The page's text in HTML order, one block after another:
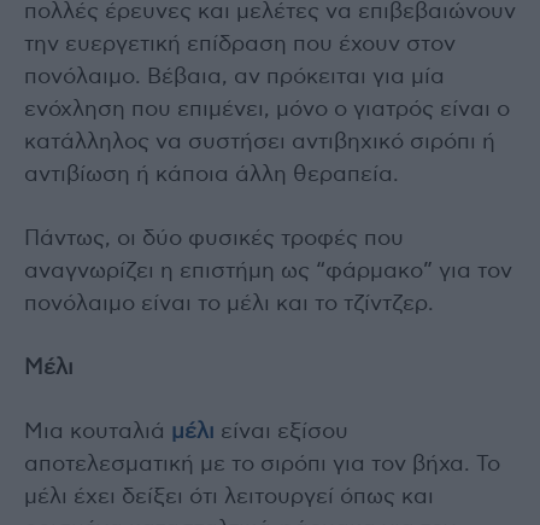
πολλές έρευνες και μελέτες να επιβεβαιώνουν
την ευεργετική επίδραση που έχουν στον
πονόλαιμο. Βέβαια, αν πρόκειται για μία
ενόχληση που επιμένει, μόνο ο γιατρός είναι ο
κατάλληλος να συστήσει αντιβηχικό σιρόπι ή
αντιβίωση ή κάποια άλλη θεραπεία.
Πάντως, οι δύο φυσικές τροφές που
αναγνωρίζει η επιστήμη ως “φάρμακο” για τον
πονόλαιμο είναι το μέλι και το τζίντζερ.
Μέλι
Μια κουταλιά μέλι είναι εξίσου
αποτελεσματική με το σιρόπι για τον βήχα. Το
μέλι έχει δείξει ότι λειτουργεί όπως και